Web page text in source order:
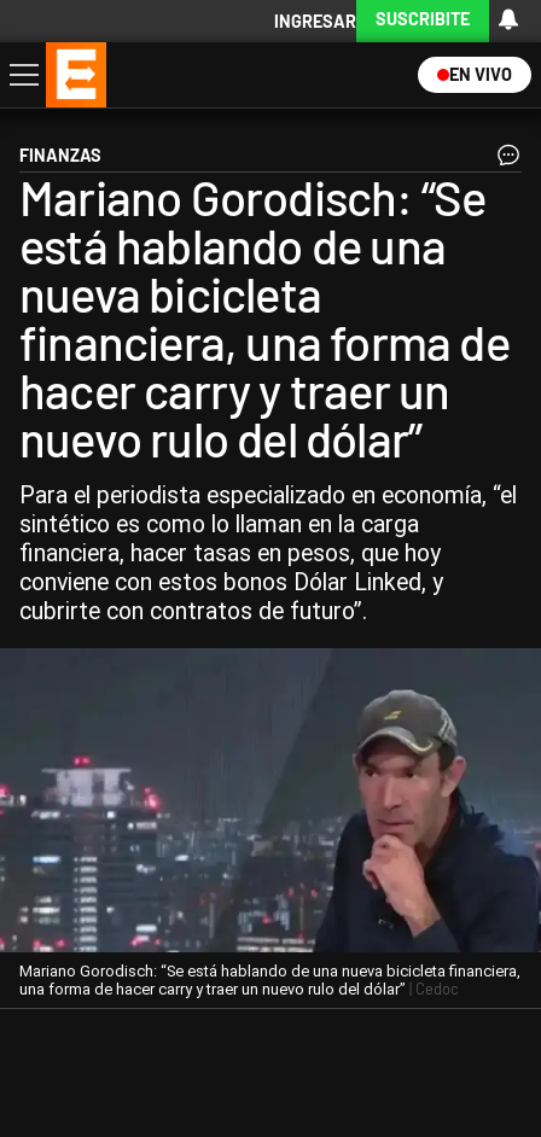
INGRESAR SUSCRIBITE
EN VIVO
Economía
Política
Internacional
Actualidad
Descargá la App
FINANZAS
Mariano Gorodisch: “Se
está hablando de una
nueva bicicleta
financiera, una forma de
hacer carry y traer un
nuevo rulo del dólar”
Para el periodista especializado en economía, “el
sintético es como lo llaman en la carga
financiera, hacer tasas en pesos, que hoy
conviene con estos bonos Dólar Linked, y
cubrirte con contratos de futuro”.
Mariano Gorodisch: “Se está hablando de una nueva bicicleta financiera,
una forma de hacer carry y traer un nuevo rulo del dólar” | Cedoc